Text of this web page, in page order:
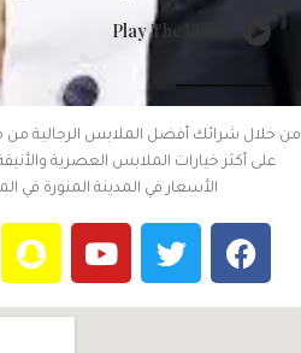
Play The Video
من خلال شرائك أفضل الملابس الرجالية
على أكثر خيارات الملابس العصرية
الأسعار في المدينة المنورة في